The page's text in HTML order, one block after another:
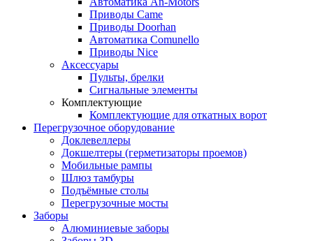
Приводы Came
Приводы Doorhan
Автоматика Comunello
Приводы Nice
Аксессуары
Пульты, брелки
Сигнальные элементы
Комплектующие
Комплектующие для откатных ворот
Перегрузочное оборудование
Доклевеллеры
Докшелтеры (герметизаторы проемов)
Мобильные рампы
Шлюз тамбуры
Подъёмные столы
Перегрузочные мосты
Заборы
Алюминиевые заборы